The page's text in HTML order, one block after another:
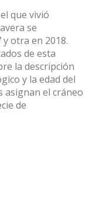
que vivió
se
otra en 2018.
de esta
la descripción
y la edad del
asignan el cráneo
de